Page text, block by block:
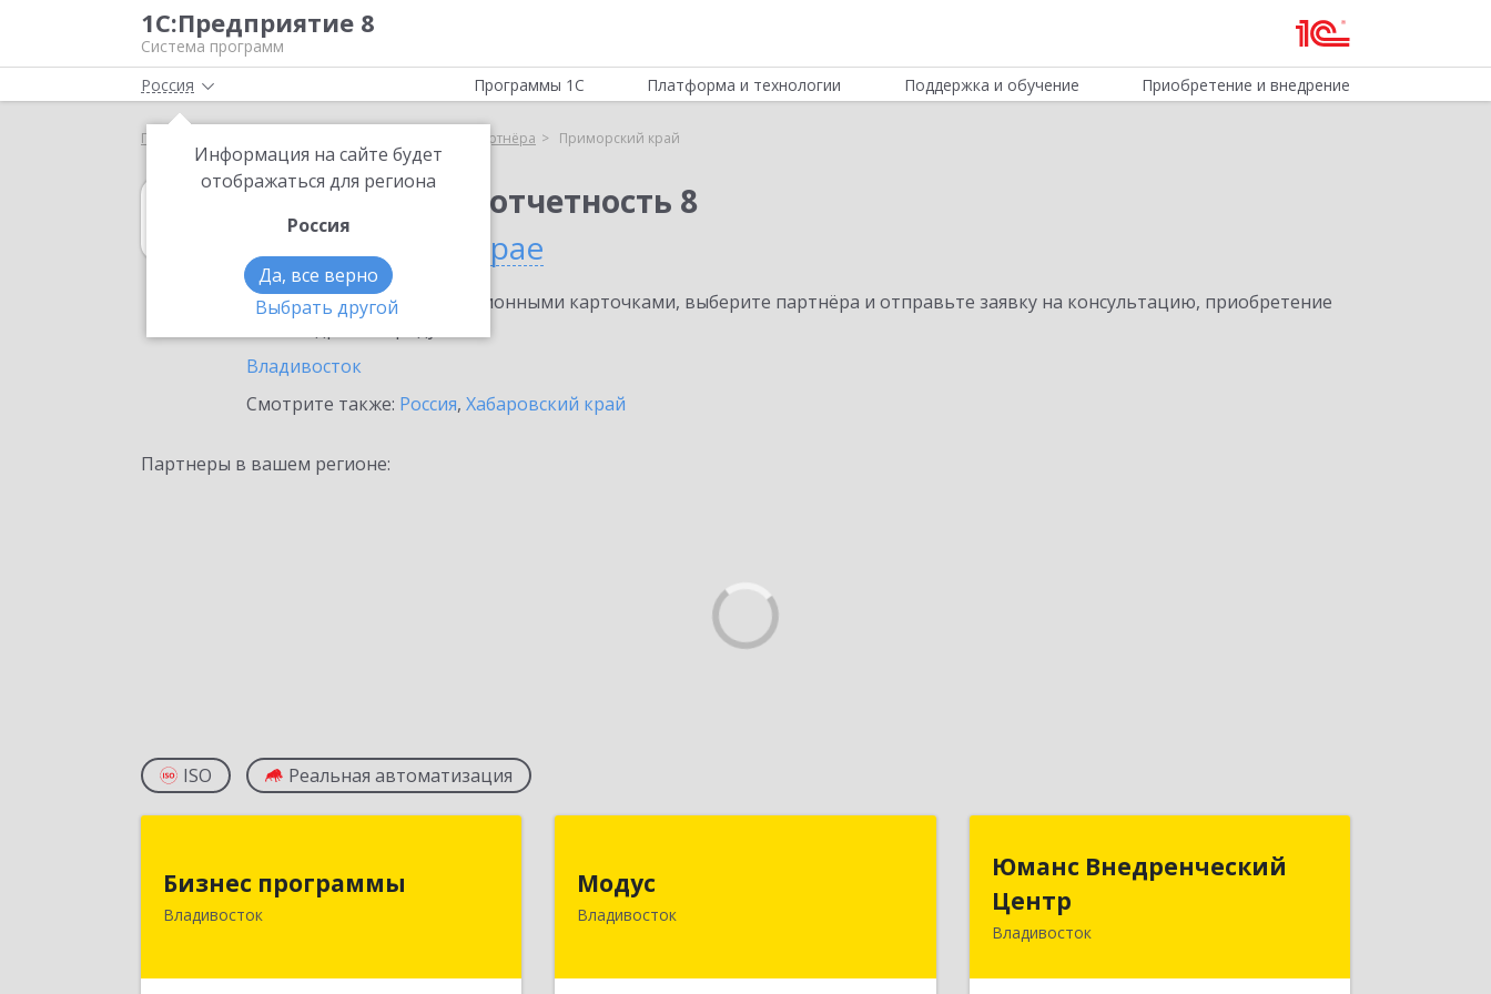
1С:Предприятие 8
Система программ
Россия
Информация на сайте будет
отображаться для региона
Россия
Да, все верно
Выбрать другой
Программы 1С Платформа и технологии Поддержка и обучение Приобретение и внедрение
Главная Выбор партнёра Приморский край
1С:Бюджетная отчетность 8
в Приморском крае
Ознакомьтесь с информационными карточками, выберите партнёра и отправьте заявку на консультацию, приобретение
Владивосток
Смотрите также: Россия, Хабаровский край
Партнеры в вашем регионе:
ISO Реальная автоматизация
Бизнес программы
Владивосток
690001, Приморский край,
Владивосток г, Маньчжурская ул, дом
Модус
Владивосток
Владивосток г, Фадеева ул, дом № 10,
Юманс Внедренческий
Центр
Владивосток
Юманс Внедренческий
Центр